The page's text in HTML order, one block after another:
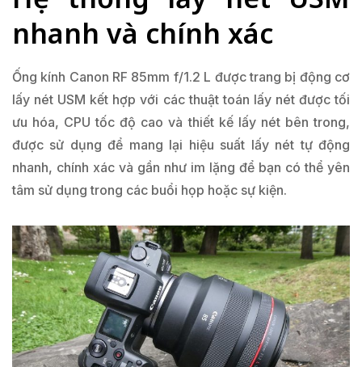
nhanh và chính xác
Ống kính Canon RF 85mm f/1.2 L được trang bị động cơ
lấy nét USM kết hợp với các thuật toán lấy nét được tối
ưu hóa, CPU tốc độ cao và thiết kế lấy nét bên trong,
được sử dụng để mang lại hiệu suất lấy nét tự động
nhanh, chính xác và gần như im lặng để bạn có thể yên
tâm sử dụng trong các buổi họp hoặc sự kiện.